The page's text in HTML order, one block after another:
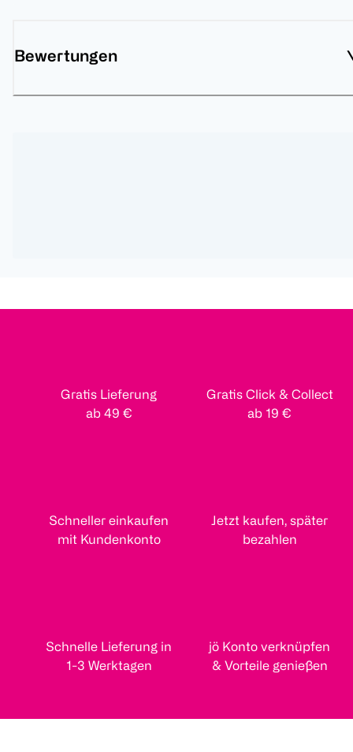
Bewertungen
Gratis Lieferung
ab 49 €
Gratis Click & Collect
ab 19 €
Schneller einkaufen
mit Kundenkonto
Jetzt kaufen, später
bezahlen
Schnelle Lieferung in
1-3 Werktagen
jö Konto verknüpfen
& Vorteile genießen